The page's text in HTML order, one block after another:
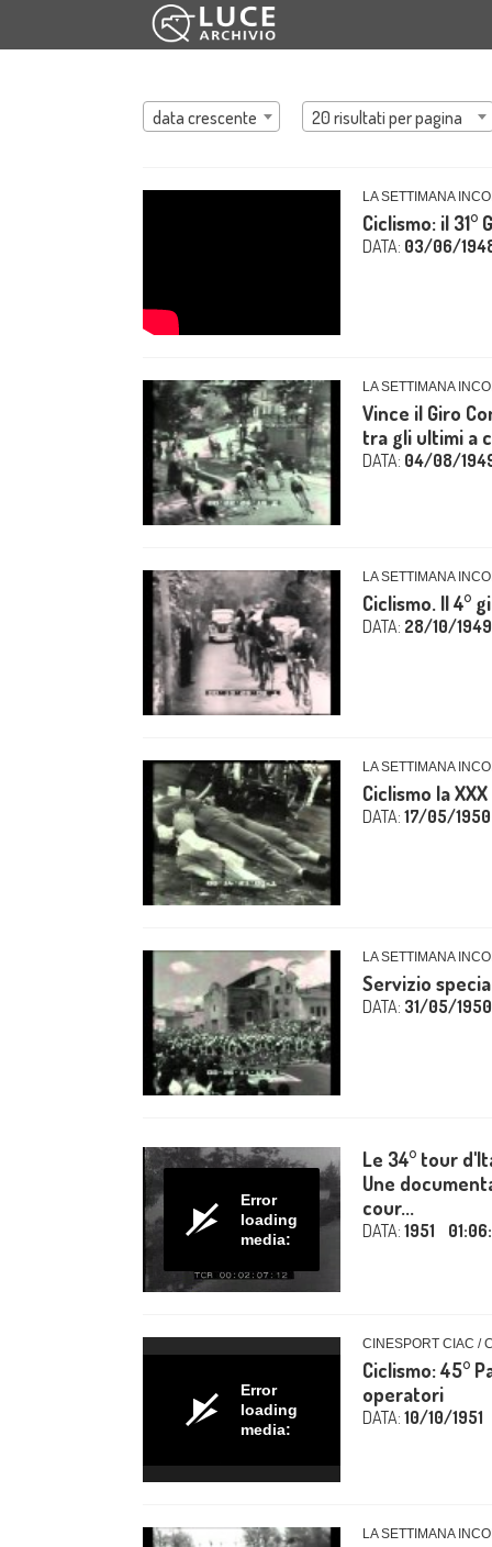
data crescente 20 risultati per pagina
LA SETTIMANA
Ciclismo: il 31°
DATA: 03/06/
LA SETTIMANA
Vince il Giro
tra gli ultimi a
DATA: 04/08/
LA SETTIMANA
Ciclismo. Il 4°
DATA: 28/10/1949
LA SETTIMANA
Ciclismo la
DATA: 17/05/1950
LA SETTIMANA
Servizio
DATA: 31/05/1950
Error
loading
media:
Le 34° tour
Une
cour...
DATA: 1951
Error
loading
media:
CINESPORT CIAC /
Ciclismo: 45°
operatori
DATA: 10/10/1951
LA SETTIMANA